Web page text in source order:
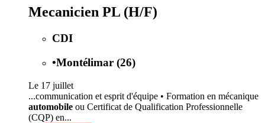
Mecanicien PL (H/F)
CDI
•Montélimar (26)
Le 17 juillet
...communication et esprit d'équipe • Formation en mécanique
automobile ou Certificat de Qualification Professionnelle
(CQP) en...